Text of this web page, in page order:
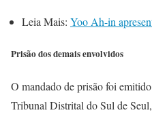
Leia Mais: Yoo Ah-in
Prisão dos demais envolvidos
O mandado de prisão foi
Tribunal Distrital do Sul de